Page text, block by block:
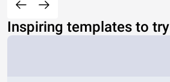
Inspiring templates to try